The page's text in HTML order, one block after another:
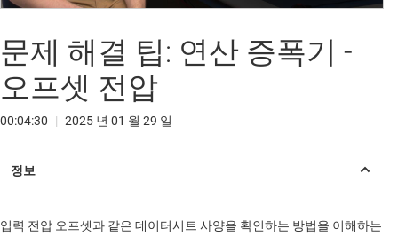
Video
문제 해결 팁: 연산 증폭기 -
오프셋 전압
00:04:30 | 2025 년 01 월 29 일
입력 전압 오프셋과 같은 데이터시트 사양을 확인하는 방법을 이해하는